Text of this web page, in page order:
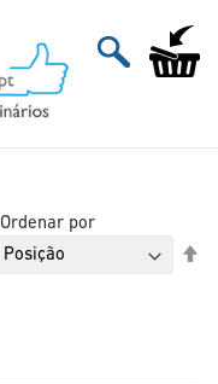
O Meu
Ordenar por